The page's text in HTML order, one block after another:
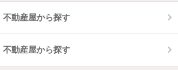
不動産屋から探す
不動産屋から探す